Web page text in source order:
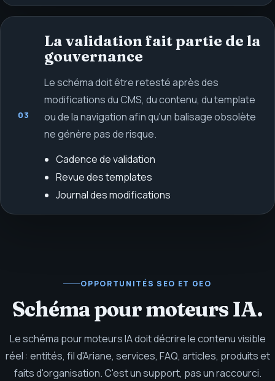
03
La validation fait partie de la
gouvernance
Le schéma doit être retesté après des
modifications du CMS, du contenu, du template
ou de la navigation afin qu'un balisage obsolète
ne génère pas de risque.
Cadence de validation
Revue des templates
Journal des modifications
OPPORTUNITÉS SEO ET GEO
Schéma pour moteurs IA.
Le schéma pour moteurs IA doit décrire le contenu visible
réel : entités, fil d'Ariane, services, FAQ, articles, produits et
faits d'organisation. C'est un support, pas un raccourci.